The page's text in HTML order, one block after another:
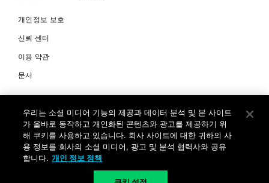
개인정보 보호
신뢰 센터
이용 약관
문서
Networks Korea, Ltd. All rights reserved. 여러 가지 상표에 대한
소유권은 각 소유자에게 있습니다. 사업자 등록번호: 120-87-72963.
대표자 : 제프리찰스트루 서울특별시 서초구 서초대로74길 4, 1층 (삼성
생명 서초타워) TEL: +82-2-568-4353
우리는 소셜 미디어 기능의 제공과 데이터 분석 및 본 사이트
가 올바로 동작하고 개인화된 콘텐츠와 광고를 제공하기 위
해 쿠키를 사용하고 있습니다. 회사 사이트에 대한 귀하의 사
용 정보를 회사의 소셜 미디어, 광고 및 분석 협력사와 공유
합니다. 개인 정보 정책